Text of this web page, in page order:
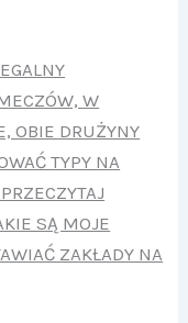
W
OBIE DRUŻYNY
TYPY NA
SĄ MOJE
ZAKŁADY NA